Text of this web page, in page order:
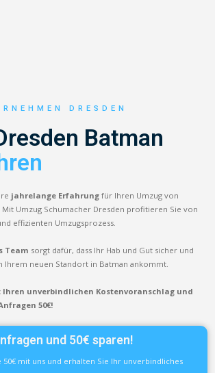
DRESDEN
Batman
jahrelange Erfahrung für Ihren Umzug von
Mit Umzug Schumacher Dresden profitieren Sie von
effizienten Umzugsprozess.
Team sorgt dafür, dass Ihr Hab und Gut sicher und
Ihrem neuen Standort in Batman ankommt.
Ihren unverbindlichen Kostenvoranschlag und
50€!
und 50€ sparen!
50€ mit uns und erhalten Sie Ihr unverbindliches